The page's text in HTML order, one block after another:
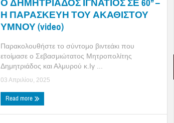
Ο ΔΗΜΗΤΡΙΑΔΟΣ ΙΓΝΑΤΙΟΣ ΣΕ 60’’ –
Η ΠΑΡΑΣΚΕΥΗ ΤΟΥ ΑΚΑΘΙΣΤΟΥ
ΥΜΝΟΥ (video)
Παρακολουθήστε το σύντομο βιντεάκι που
ετοίμασε ο Σεβασμιώτατος Μητροπολίτης
Δημητριάδος και Αλμυρού κ.Ιγ ...
03 Απριλίου, 2025
Read more